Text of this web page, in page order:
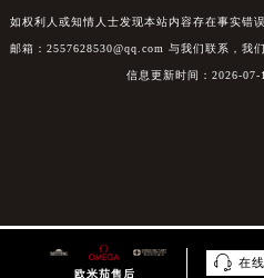
如权利人或知情人士发现本站内容存在事实错
邮箱：2557628530@qq.com 与我们联系，我
信息更新时间：2026-
欧米茄售后
 在